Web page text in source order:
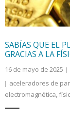
SABÍAS QUE EL
GRACIAS A LA
16 de mayo de 2025
aceleradores de
electromagnética,